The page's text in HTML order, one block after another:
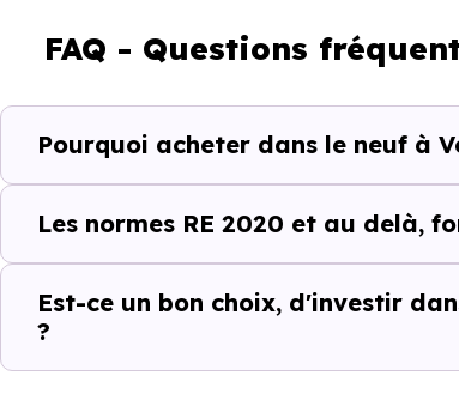
Un projet
Acheter un bien
quartiers, les
différences entre les
FAQ - Questions
Pourquoi acheter dans le neuf à
Les normes RE 2020 et au delà,
Est-ce un bon choix, d'investir
?